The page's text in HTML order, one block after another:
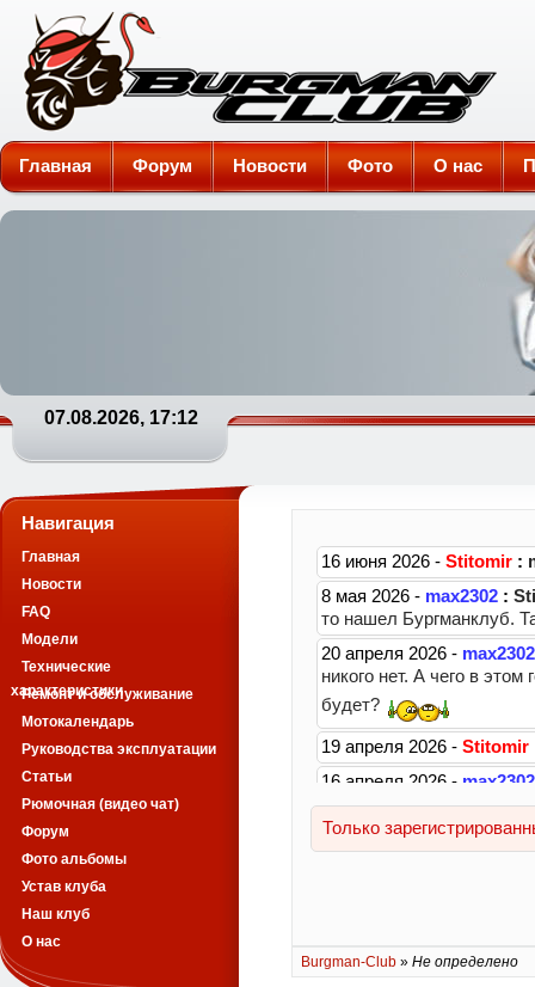
Burgman-Club
Главная Форум Новости Фото О нас
07.08.2026, 17:12
Burgman-Club » Не определено
Навигация
Главная
Новости
FAQ
Модели
Технические
характеристики
Ремонт и обслуживание
Мотокалендарь
Руководства эксплуатации
Статьи
Рюмочная (видео чат)
Форум
Фото альбомы
Устав клуба
Наш клуб
О нас